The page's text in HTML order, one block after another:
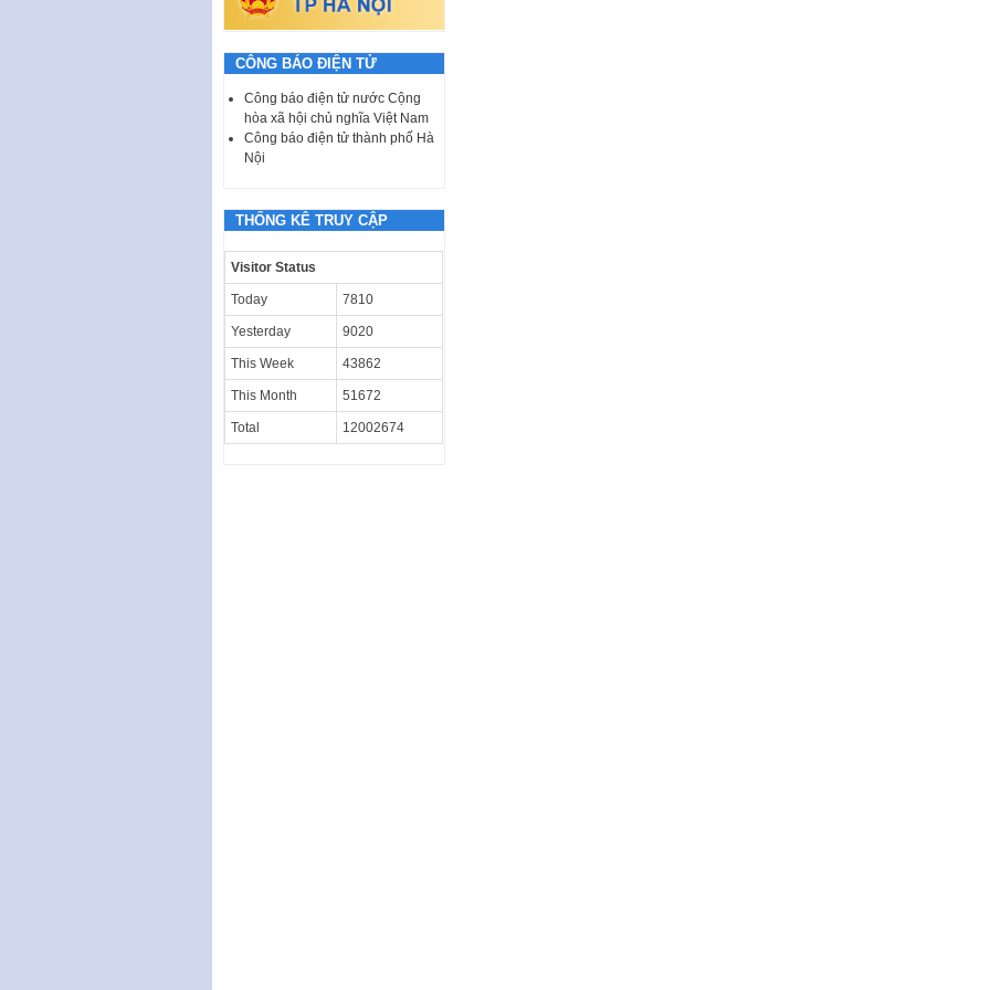
CÔNG BÁO ĐIỆN TỬ
Công báo điện tử nước Cộng
hòa xã hội chủ nghĩa Việt Nam
Công báo điện tử thành phố Hà
Nội
THỐNG KÊ TRUY CẬP
Visitor Status
Today 7810
Yesterday 9020
This Week 43862
This Month 51672
Total 12002674